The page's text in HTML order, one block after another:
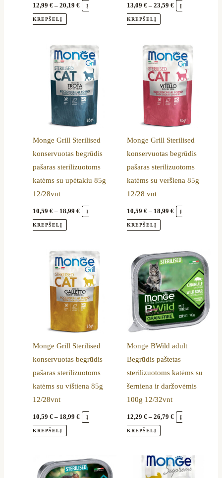
12,99€ – 20,19€ Į
KREPŠELĮ
product
13,09 € – 23,59 € Į
KREPŠELĮ
product
Monge Grill Sterilised
konservuotas begrūdis
pašaras sterilizuotoms
katėms su upėtakiu 85g
12/28vnt
10,59€ – 18,99€
Price
range:
10,59 €
through
18,99 €
Į
KREPŠELĮ
This
product
has
multiple
variants.
may
be
chosen
on
product
Monge Grill Sterilised
konservuotas begrūdis
pašaras sterilizuotoms
katėms su veršiena 85g
12/28 vnt
10,59 € – 18,99 €
Price
range:
10,59 €
through
18,99 €
Į
KREPŠELĮ
This
product
has
multiple
variants.
may
be
chosen
on
product
Monge Grill Sterilised
konservuotas begrūdis
pašaras sterilizuotoms
katėms su vištiena 85g
12/28vnt
10,59€ – 18,99€
Price
range:
10,59 €
through
18,99 €
Į
KREPŠELĮ
This
product
has
multiple
variants.
may
be
chosen
on
product
Monge BWild adult
Begrūdis paštetas
sterilizuotoms katėms su
šerniena ir daržovėmis
100g 12/32vnt
12,29 € – 26,79 €
Price
range:
through
26,79 €
Į
KREPŠELĮ
This
product
has
multiple
variants.
The
may
be
chosen
on
the
product
Price
range:
12,29 €
This
product